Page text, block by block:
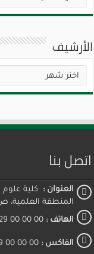
الأرشيف
الأرشيف
اتصل بنا
العنوان : كلية علوم
المنطقة العلمية، ص ب 455، غرداية،
الهاتف : 00 00 00 29 (0) 213+
الفاكس : 00 00 00 29 (0) 213+